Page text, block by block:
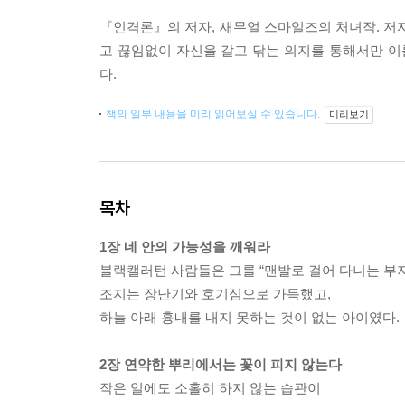
『인격론』의 저자, 새무얼 스마일즈의 처녀작.
고 끊임없이 자신을 갈고 닦는 의지를 통해서만
다.
책의 일부 내용을 미리 읽어보실 수 있습니다. 미리보기
목차
1장 네 안의 가능성을 깨워라
블랙캘러턴 사람들은 그를 “맨발로 걸어 다니는 부
조지는 장난기와 호기심으로 가득했고,
하늘 아래 흉내를 내지 못하는 것이 없는 아이였다.
2장 연약한 뿌리에서는 꽃이 피지 않는다
작은 일에도 소홀히 하지 않는 습관이